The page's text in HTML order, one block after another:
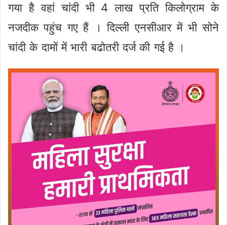
गया है वहां चांदी भी 4 लाख प्रति किलोग्राम के
नजदीक पहुंच गए हैं । दिल्ली एनसीआर में भी सोने
चांदी के दामों में भारी बढोतरी दर्ज की गई है ।